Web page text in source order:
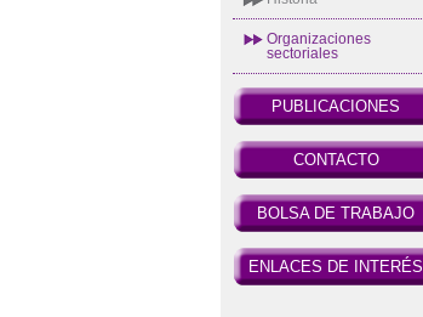
Organizaciones
sectoriales
PUBLICACIONES
CONTACTO
BOLSA DE TRABAJO
ENLACES DE INTERÉS